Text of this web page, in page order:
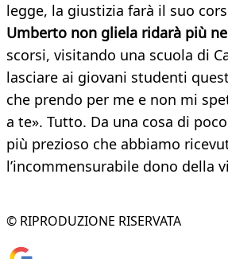
legge, la giustizia farà il suo
Umberto non gliela ridarà più
scorsi, visitando una scuola di
lasciare ai giovani studenti
che prendo per me e non mi
a te». Tutto. Da una cosa di
più prezioso che abbiamo
l’incommensurabile dono della
© RIPRODUZIONE RISERVATA